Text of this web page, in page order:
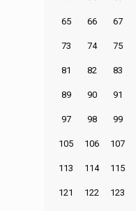
65 66 67
73 74 75
81 82 83
89 90 91
97 98 99
105 106 107
113 114 115
121 122 123